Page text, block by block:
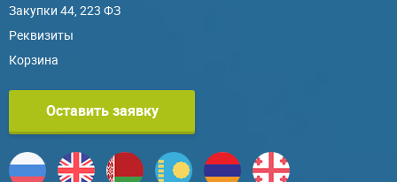
Закупки 44, 223 ФЗ
Реквизиты
Корзина
Оставить заявку